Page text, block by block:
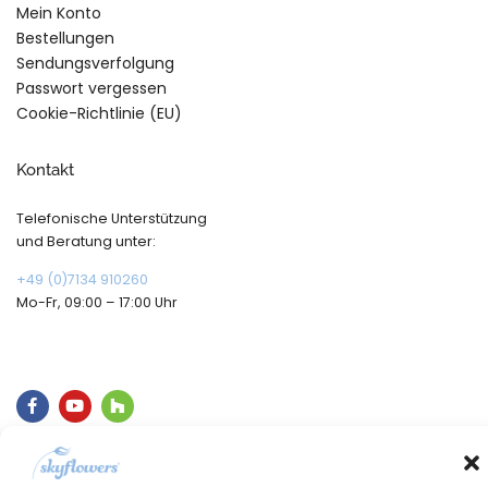
Mein Konto
Bestellungen
Sendungsverfolgung
Passwort vergessen
Cookie-Richtlinie (EU)
Kontakt
Telefonische Unterstützung
und Beratung unter:
+49 (0)7134 910260
Mo-Fr, 09:00 – 17:00 Uhr